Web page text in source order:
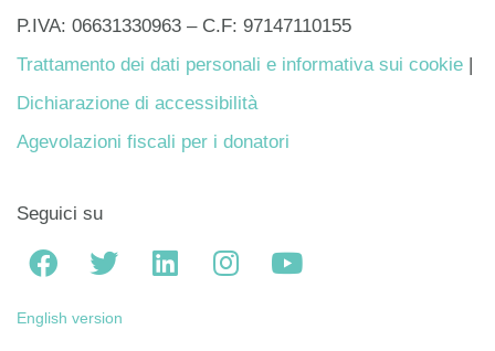
P.IVA: 06631330963 – C.F: 97147110155
Trattamento dei dati personali e informativa sui cookie
Dichiarazione di accessibilità
Agevolazioni fiscali per i donatori
Seguici su
English version